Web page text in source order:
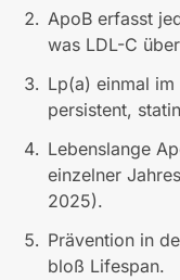
ApoB erfasst
was LDL-C
Lp(a) einmal im
persistent,
Lebenslange
einzelner
2025).
Prävention in
bloß Lifespan.